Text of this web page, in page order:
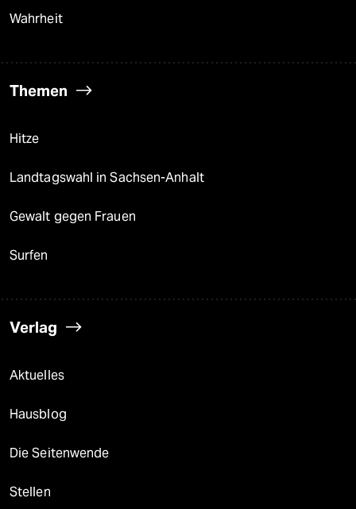
Wahrheit
Themen
Hitze
Landtagswahl in Sachsen-Anhalt
Gewalt gegen Frauen
Surfen
Verlag
Aktuelles
Hausblog
Die Seitenwende
Stellen